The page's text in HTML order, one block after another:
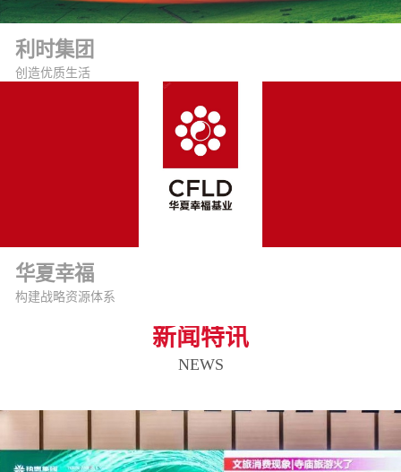
利时集团
创造优质生活
华夏幸福
构建战略资源体系
新闻特讯
NEWS